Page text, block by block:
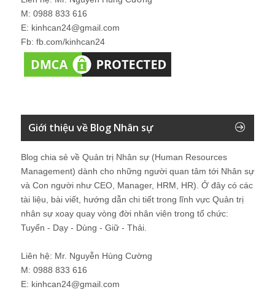
M: 0988 833 616
E: kinhcan24@gmail.com
Fb: fb.com/kinhcan24
Giới thiệu về Blog Nhân sự
Blog chia sẻ về Quản trị Nhân sự (Human Resources
Management) dành cho những người quan tâm tới Nhân sự
và Con người như CEO, Manager, HRM, HR). Ở đây có các
tài liệu, bài viết, hướng dẫn chi tiết trong lĩnh vực Quản trị
nhân sự xoay quay vòng đời nhân viên trong tổ chức:
Tuyển - Dạy - Dùng - Giữ - Thải.
Liên hệ: Mr. Nguyễn Hùng Cường
M: 0988 833 616
E: kinhcan24@gmail.com